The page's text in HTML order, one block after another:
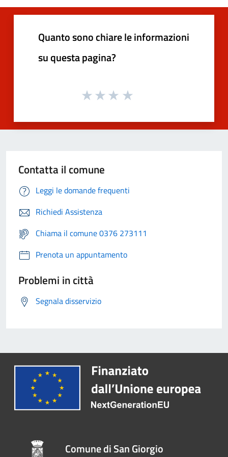
Quanto sono chiare le informazioni
su questa pagina?
Contatta il comune
Leggi le domande frequenti
Richiedi Assistenza
Chiama il comune 0376 273111
Prenota un appuntamento
Problemi in città
Segnala disservizio
Comune di San Giorgio